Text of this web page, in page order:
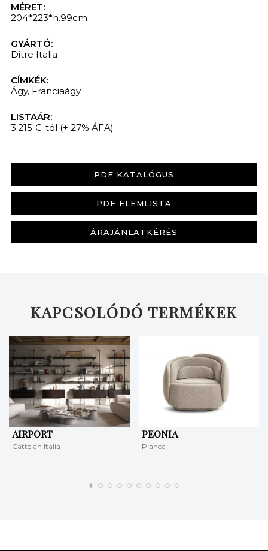
MÉRET:
204*223*h.99cm
GYÁRTÓ:
Ditre Italia
CÍMKÉK:
Ágy, Franciaágy
LISTAÁR:
3.215 €-tól (+ 27% ÁFA)
PDF KATALÓGUS
PDF ELEMLISTA
ÁRAJÁNLATKÉRÉS
KAPCSOLÓDÓ TERMÉKEK
AIRPORT
Cattelan Italia
PEONIA
Pianca